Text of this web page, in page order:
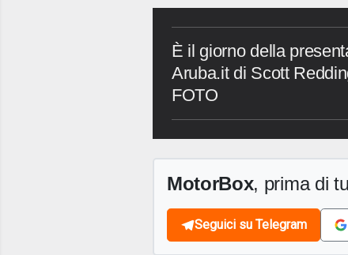
È il giorno della
Aruba.it di Scott
FOTO
MotorBox, prima di
Seguici su Telegram